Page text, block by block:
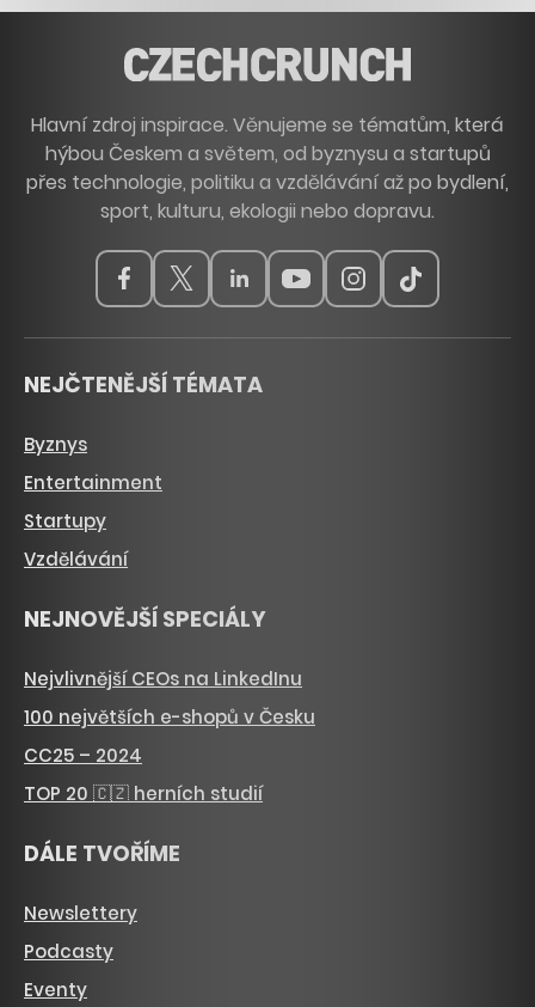
Hlavní zdroj inspirace. Věnujeme se tématům, která
hýbou Českem a světem, od byznysu a startupů
přes technologie, politiku a vzdělávání až po bydlení,
sport, kulturu, ekologii nebo dopravu.
NEJČTENĚJŠÍ TÉMATA
Byznys
Entertainment
Startupy
Vzdělávání
NEJNOVĚJŠÍ SPECIÁLY
Nejvlivnější CEOs na LinkedInu
100 největších e-shopů v Česku
CC25 – 2024
TOP 20 🇨🇿 herních studií
DÁLE TVOŘÍME
Newslettery
Podcasty
Eventy